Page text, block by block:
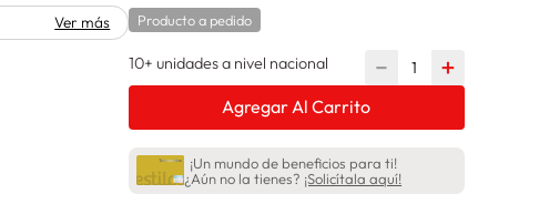
Ver más Producto a pedido
10+ unidades a nivel nacional ＋
－
Agregar Al Carrito
¡Un mundo de beneficios para ti!
¿Aún no la tienes? ¡Solicítala aquí!